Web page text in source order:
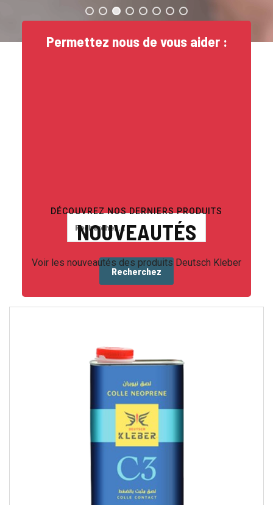
Permettez nous de vous aider :
DÉCOUVREZ NOS DERNIERS PRODUITS
NOUVEAUTÉS
Voir les nouveautés des produits Deutsch Kleber